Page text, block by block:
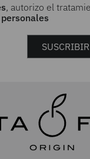
, autorizo el
SUSCRIBIR